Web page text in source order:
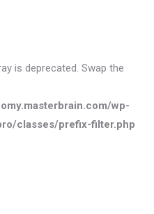
is deprecated. Swap the
wp-
classes/prefix-filter.php